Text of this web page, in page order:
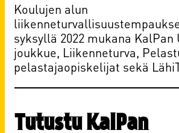
Koulujen alun
syksyllä 2022 mukana KalPan
joukkue, Liikenneturva,
pelastajaopiskelijat sekä
Tutustu KalPan